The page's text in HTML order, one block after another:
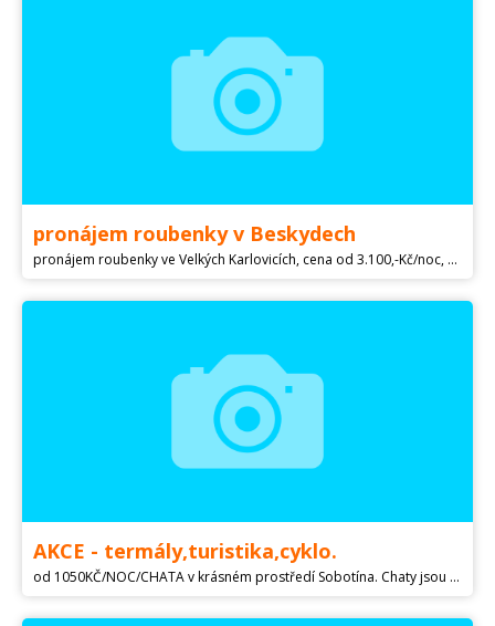
pronájem roubenky v Beskydech
pronájem roubenky ve Velkých Karlovicích, cena od 3.100,-Kč/noc, vedle chalupy cyklostezka Bečva, solárně vyhřívaný bazén 400m - podrobnosti na
AKCE - termály,turistika,cyklo.
od 1050KČ/NOC/CHATA v krásném prostředí Sobotína. Chaty jsou umístěny na zahradě poblíž rodinného domu s úžasnými výhledy na okolní hory, pastviny, lesy a louky. V letních obdobích velké využití turistiky ,cykloturistiky a v zimě úžasné lyžařské podmínky . Nedaleko termální koupaliště, zámek a ruční papírna-Velké Losiny. Chaty jsou kompletně vybaveny. Jedna je pro max. 4 osoby, druhá pro max. 6 osob.